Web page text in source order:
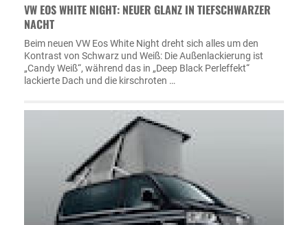
VW EOS WHITE NIGHT: NEUER GLANZ IN TIEFSCHWARZER
NACHT
Beim neuen VW Eos White Night dreht sich alles um den
Kontrast von Schwarz und Weiß: Die Außenlackierung ist
„Candy Weiß“, während das in „Deep Black Perleffekt“
lackierte Dach und die kirschroten …